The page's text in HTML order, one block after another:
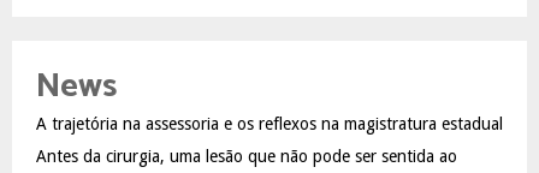
h
o
r
A
News
A trajetória na assessoria e os reflexos na magistratura estadual
Antes da cirurgia, uma lesão que não pode ser sentida ao